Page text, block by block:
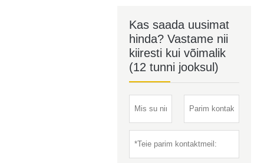
Kas saada uusimat
hinda? Vastame nii
kiiresti kui võimalik
(12 tunni jooksul)